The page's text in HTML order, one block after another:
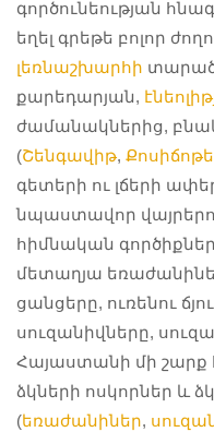
գործունեության
եղել գրեթե բոլոր
լեռնաշխարհի
քարեդարյան,
ժամանակներից,
(Շենգավիթ,
գետերի ու լճերի
նպաստավոր
հիմնական
մետաղյա
ցանցերը, ուռենու
սուզանիվները,
Հայաստանի մի շարք
ձկների ոսկորներ և
(եռաժանիներ,